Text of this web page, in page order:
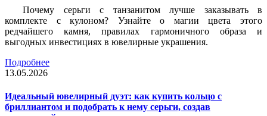
Почему серьги с танзанитом лучше заказывать в
комплекте с кулоном? Узнайте о магии цвета этого
редчайшего камня, правилах гармоничного образа и
выгодных инвестициях в ювелирные украшения.
Подробнее
13.05.2026
Идеальный ювелирный дуэт: как купить кольцо с
бриллиантом и подобрать к нему серьги, создав